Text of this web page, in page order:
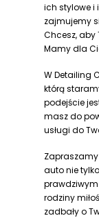
ich stylowe i
zajmujemy
Chcesz, aby
Mamy dla
W Detailing
którą
podejście
masz do
usługi do
auto nie
prawdziwym
rodziny
zadbały o